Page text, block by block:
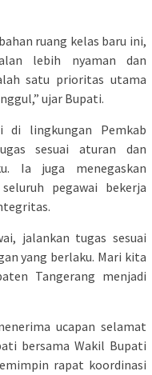
ruang kelas baru ini,
lebih nyaman dan
satu prioritas utama
ujar Bupati.
di lingkungan Pemkab
sesuai aturan dan
Ia juga menegaskan
pegawai bekerja
jalankan tugas sesuai
yang berlaku. Mari kita
Tangerang menjadi
ucapan selamat
bersama Wakil Bupati
rapat koordinasi